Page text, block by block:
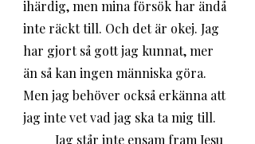
ihärdig, men mina försök har ändå
inte räckt till. Och det är okej. Jag
har gjort så gott jag kunnat, mer
än så kan ingen människa göra.
Men jag behöver också erkänna att
jag inte vet vad jag ska ta mig till.